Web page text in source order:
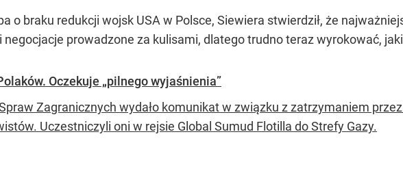
o braku redukcji wojsk USA w Polsce, Siewiera stwierdził, że
prowadzone za kulisami, dlatego trudno teraz wyrokować,
Oczekuje „pilnego wyjaśnienia”
Zagranicznych wydało komunikat w związku z zatrzymaniem przez
Uczestniczyli oni w rejsie Global Sumud Flotilla do Strefy Gazy.